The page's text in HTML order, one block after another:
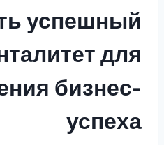
успешный
для
бизнес-
успеха